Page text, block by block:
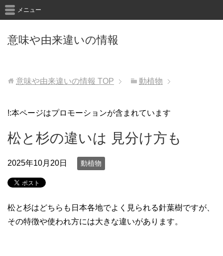
意味や由来違いの情報
メニュー
意味や由来違いの情報 TOP 動植物
!:本ページはプロモーションが含まれています
松と杉の違いは 見分け方も
2025年10月20日 動植物
松と杉はどちらも日本各地でよく見られる針葉樹ですが、
その特徴や使われ方には大きな違いがあります。